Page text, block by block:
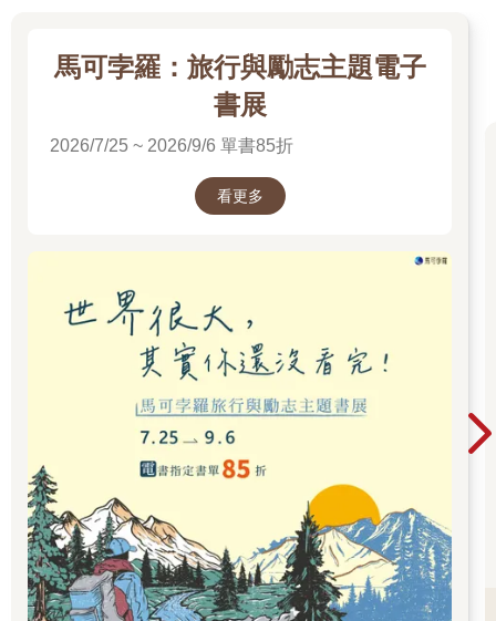
馬可孛羅：旅行與勵志主題電子
書展
2026/7/25 ~ 2026/9/6 單書85折
看更多